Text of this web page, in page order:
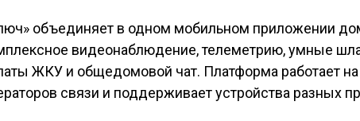
объединяет в одном мобильном приложении
видеонаблюдение, телеметрию, умные
ЖКУ и общедомовой чат. Платформа работает
связи и поддерживает устройства разных